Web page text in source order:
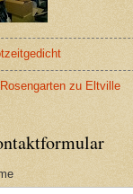
Rosengarten zu Eltville